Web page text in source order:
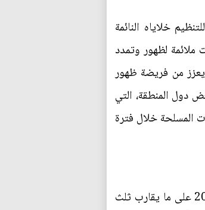
خلاياه النائمة
ملائمة لظهور وتمدد
يعزز من فريضة ظهور
دول المنطقة، التي
المسلحة خلال فترة
وفي هذا الشأن أعلن رئيس الحكومة العراقي حيدر العبادي "انتهاء الحرب" ضد التنظيم الذي كان سيطر في العام 2014 على ما يقارب ثلث